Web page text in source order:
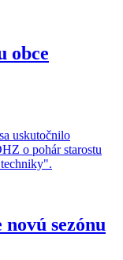
obce
uskutočnilo
o pohár starostu
sezónu